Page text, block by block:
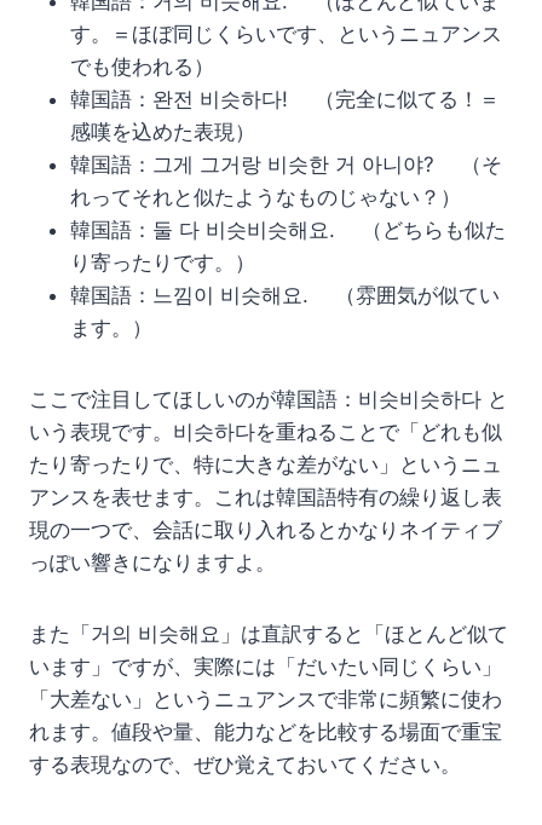
す。＝ほぼ同じくらいです、というニュアンス
でも使われる）
韓国語：완전 비슷하다! （完全に似てる！＝
感嘆を込めた表現）
韓国語：그게 그거랑 비슷한 거 아니야? （そ
れってそれと似たようなものじゃない？）
韓国語：둘 다 비슷비슷해요. （どちらも似た
り寄ったりです。）
韓国語：느낌이 비슷해요. （雰囲気が似てい
ます。）
ここで注目してほしいのが韓国語：비슷비슷하다 と
いう表現です。비슷하다を重ねることで「どれも似
たり寄ったりで、特に大きな差がない」というニュ
アンスを表せます。これは韓国語特有の繰り返し表
現の一つで、会話に取り入れるとかなりネイティブ
っぽい響きになりますよ。
また「거의 비슷해요」は直訳すると「ほとんど似て
います」ですが、実際には「だいたい同じくらい」
「大差ない」というニュアンスで非常に頻繁に使わ
れます。値段や量、能力などを比較する場面で重宝
する表現なので、ぜひ覚えておいてください。